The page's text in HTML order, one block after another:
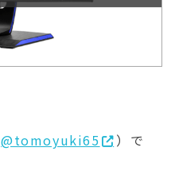
@tomoyuki65
）で